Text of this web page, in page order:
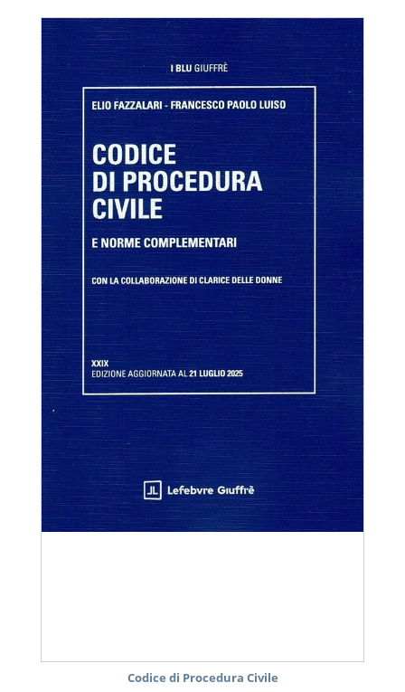
Codice di Procedura Civile